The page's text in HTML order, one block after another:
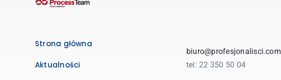
Strona główna
Aktualności
biuro@profesjonalisci.com
tel: 22 350 50 04